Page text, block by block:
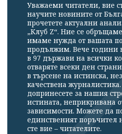
Уважаеми читатели, вие
научите новините от
прочетете актуални
„Клуб Z“. Ние се
имаме нужда от вашата
продължим. Вече години
в 97 държави на всички
отваряте всеки ден
в търсене на истинска,
качествена
допринесете за нашия
истината, неприкривана
зависимости. Можете да
единственият поръчител
сте вие – читателите.